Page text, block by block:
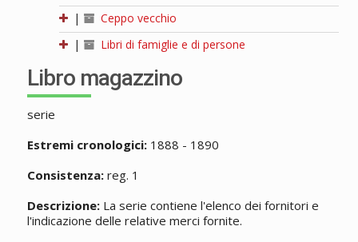
|
Ceppo vecchio
|
Libri di famiglie e di persone
Libro magazzino
serie
Estremi cronologici:1888 - 1890
Consistenza:reg. 1
Descrizione:La serie contiene l'elenco dei fornitori e
l'indicazione delle relative merci fornite.